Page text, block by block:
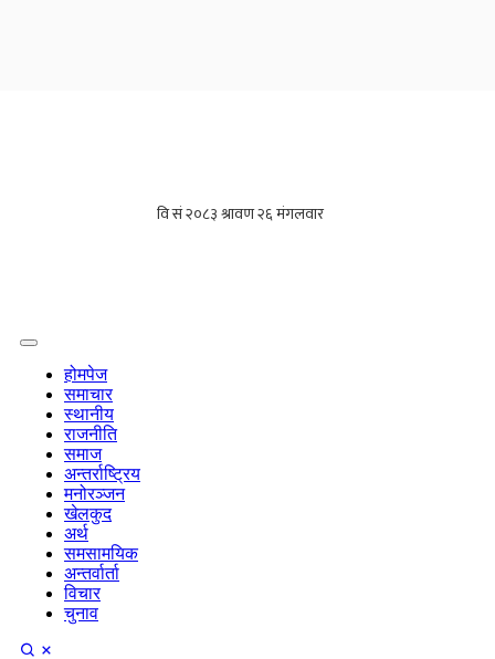
होमपेज
समाचार
स्थानीय
राजनीति
समाज
अन्तर्राष्ट्रिय
मनोरञ्जन
खेलकुद
अर्थ
समसामयिक
अन्तर्वार्ता
विचार
चुनाव